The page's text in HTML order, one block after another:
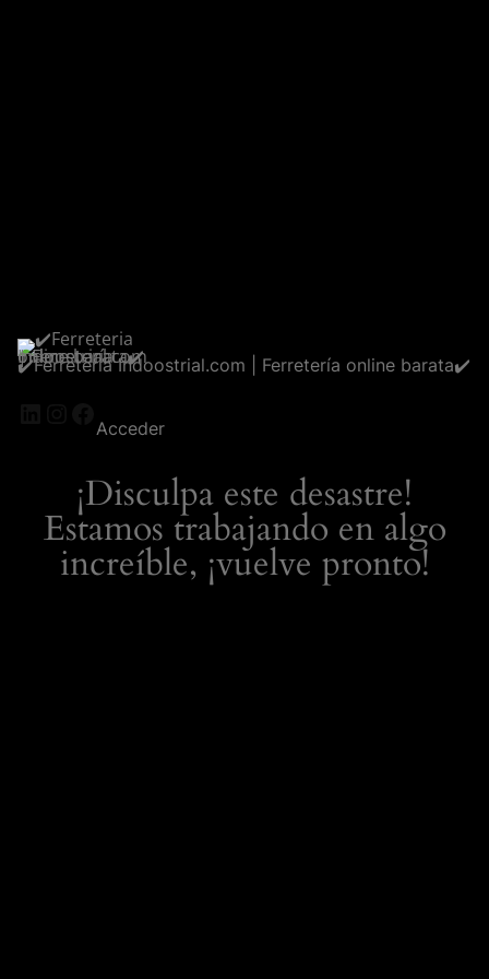
✔️Ferreteria Indoostrial.com | Ferretería online barata✔️
LinkedIn
Instagram
Facebook
Acceder
¡Disculpa este desastre!
Estamos trabajando en algo
increíble, ¡vuelve pronto!